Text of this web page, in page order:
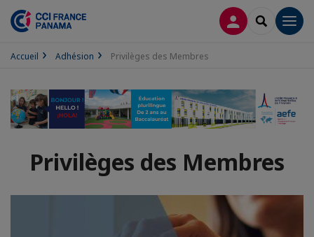
CONNEXION
Accueil Adhésion Privilèges des Membres
Privilèges des Membres